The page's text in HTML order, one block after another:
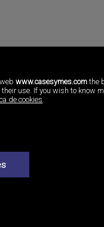
webwww.casesymes.com the
use. If you wish to know
de cookies